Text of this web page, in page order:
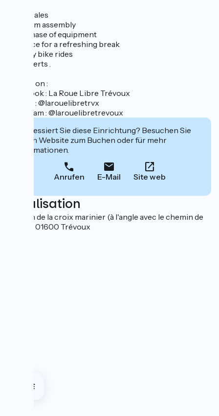
- bike sales
- custom assembly
- purchase of equipment
- terrace for a refreshing break
- Family bike rides
- Concerts .
Find us on :
Facebook : La Roue Libre Trévoux
Twitter : @larouelibretrvx
Instagram : @larouelibretrevoux
Interessiert Sie diese Einrichtung? Besuchen Sie
deren Website zum Buchen oder für mehr
Informationen.
Anrufen E-Mail Site web
Localisation
chemin de la croix marinier (à l'angle avec le chemin de
halage) 01600 Trévoux